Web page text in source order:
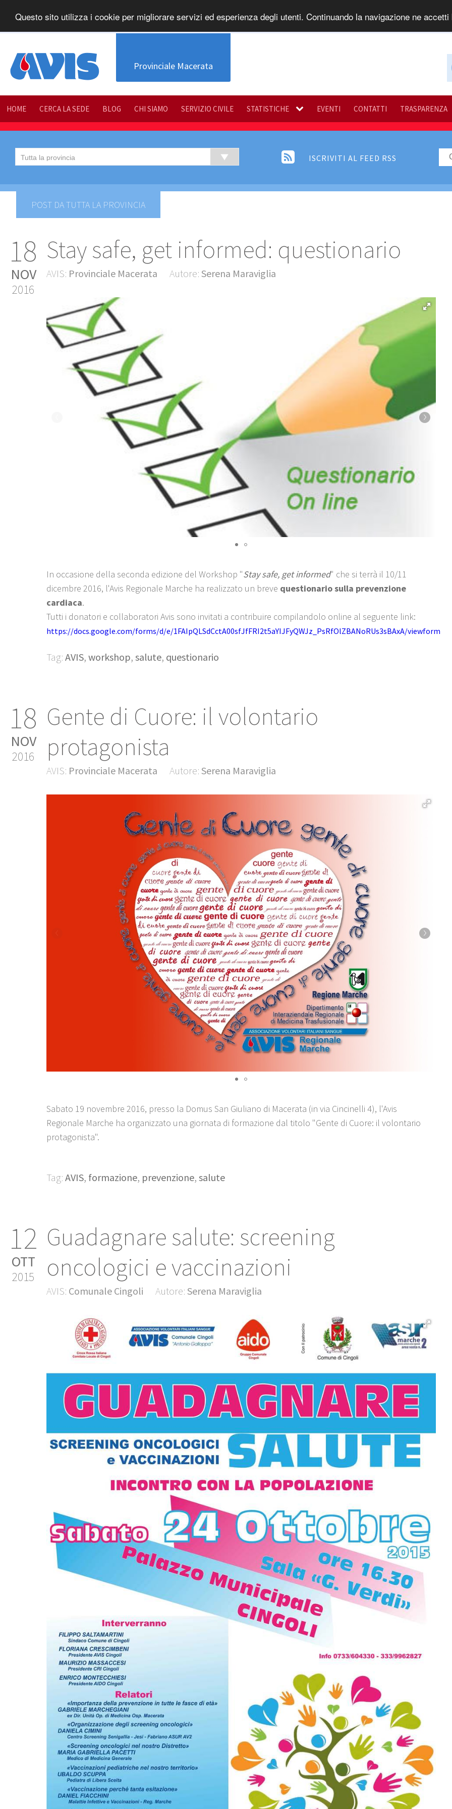
Questo sito utilizza i cookie per migliorare servizi ed esperienza degli utenti. Continuando la navigazione ne
Provinciale Macerata
HOME CERCA LA SEDE BLOG CHI SIAMO SERVIZIO CIVILE STATISTICHE EVENTI CONTATTI TRASPARENZA
ISCRIVITI AL FEED RSS
POST DA TUTTA LA PROVINCIA
18
NOV
2016
Stay safe, get informed: questionario
AVIS: Provinciale Macerata Autore: Serena Maraviglia
In occasione della seconda edizione del Workshop "Stay safe, get informed" che si terrà il 10/11
dicembre 2016, l'Avis Regionale Marche ha realizzato un breve questionario sulla prevenzione
cardiaca.
Tutti i donatori e collaboratori Avis sono invitati a contribuire compilandolo online al seguente link:
https://docs.google.com/forms/d/e/1FAIpQLSdCctA00sfJfFRI2t5aYIJFyQWJz_PsRfOlZBANoRUs3sBAxA/viewform
Tag: AVIS, workshop, salute, questionario
18
NOV
2016
Gente di Cuore: il volontario
protagonista
AVIS: Provinciale Macerata Autore: Serena Maraviglia
Sabato 19 novembre 2016, presso la Domus San Giuliano di Macerata (in via Cincinelli 4), l'Avis
Regionale Marche ha organizzato una giornata di formazione dal titolo "Gente di Cuore: il volontario
protagonista".
Tag: AVIS, formazione, prevenzione, salute
12
OTT
2015
Guadagnare salute: screening
oncologici e vaccinazioni
AVIS: Comunale Cingoli Autore: Serena Maraviglia